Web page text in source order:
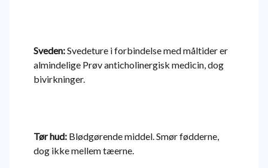
Sveden:Svedeture i forbindelse med måltider er
almindelige Prøv anticholinergisk medicin, dog
bivirkninger.
Tør hud: Blødgørende middel. Smør fødderne,
dog ikke mellem tæerne.